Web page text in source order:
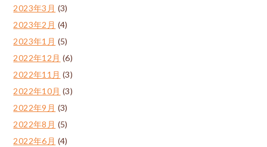
2023年3月 (3)
2023年2月 (4)
2023年1月 (5)
2022年12月 (6)
2022年11月 (3)
2022年10月 (3)
2022年9月 (3)
2022年8月 (5)
2022年6月 (4)